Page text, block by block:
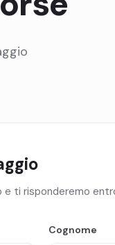
ti risponderemo
Cognome